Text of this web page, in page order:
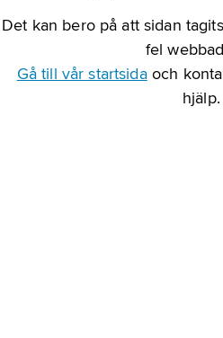
Det kan bero på att sidan
fel
Gå till vår startsidaoch
hjälp.